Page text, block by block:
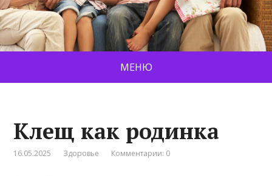
МЕНЮ
Клещ как родинка
16.05.2025 Здоровье Комментарии: 0